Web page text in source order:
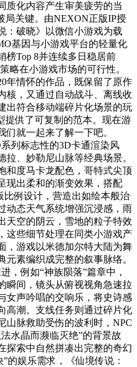
质化内容产生审美疲劳的当
局关键。由NEXON正版IP授
：破晓》以微信小游戏为载
基因与小游戏平台的轻量化
榜Top 8并连续多日稳居前
略在小游戏市场的可行性。
年情怀的作品，既保留了原作
核，又通过自动战斗、离线收
出符合移动端碎片化场景的玩
提供了可复制的范本。现在游
就一起来了解一下吧。
列标志性的3D卡通渲染风
、妙勒尼山脉等经典场景。
和度马卡龙配色，哥特式尖顶
现出柔和的渐变效果，搭配
比例设计，营造出如绘本般治
动态天气系统增强沉浸感，雨
天空的阴云，雪地的粒子特效
这些细节处理在同类小游戏产
，游戏以米德加尔特大陆为舞
素编织成完整的叙事脉络。
，例如“神族陨落”篇章中，
瞬间，镜头从俯视视角急速拉
女声吟唱的交响乐，将史诗感
高潮。支线任务则通过碎片化
山脉救助受伤的波利时，NPC
水晶而濒临灭绝”的背景故
探索中自然拼凑出完整的奇幻
的娱乐需求，《仙境传说：